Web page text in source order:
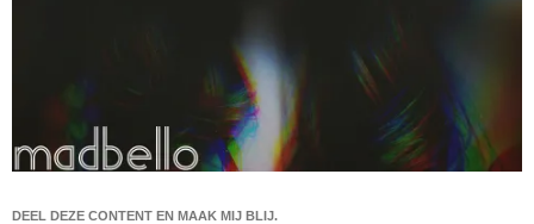
DEEL DEZE CONTENT EN MAAK MIJ BLIJ.